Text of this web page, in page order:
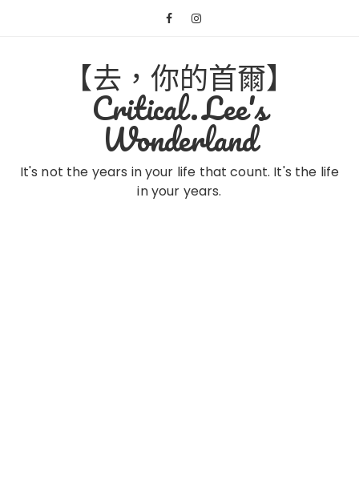
【去，你的首爾】
Critical.Lee's
Wonderland
It's not the years in your life that count. It's the life
in your years.